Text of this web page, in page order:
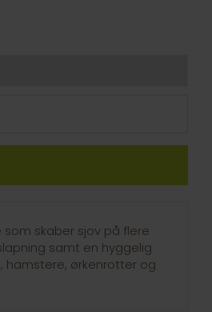
skaber sjov på flere
samt en hyggelig
hamstere, ørkenrotter og